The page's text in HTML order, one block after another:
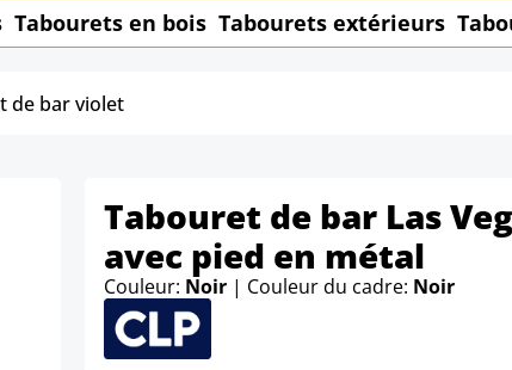
Tabourets en bois Tabourets extérieurs
de bar violet
Tabouret de bar Las
avec pied en métal
Couleur: Noir | Couleur du cadre: Noir